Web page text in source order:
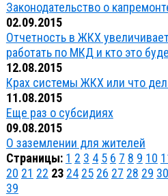
Законодательство о
02.09.2015
Отчетность в ЖКХ
работать по МКД и кто это
12.08.2015
Крах системы ЖКХ или что
11.08.2015
Еще раз о субсидиях
09.08.2015
О заземлении для жителей
Страницы: 1 2 3 4 5 6 7 8 9 10
20 21 22 23 24 25 26 27 28 29 30
39